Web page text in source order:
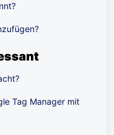
Tag Manager mit